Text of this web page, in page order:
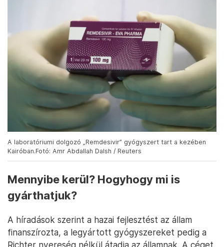
A laboratóriumi dolgozó „Remdesivir” gyógyszert tart a kezében
Kairóban.Fotó: Amr Abdallah Dalsh / Reuters
Mennyibe kerül? Hogyhogy mi is
gyárthatjuk?
A híradások szerint a hazai fejlesztést az állam
finanszírozta, a legyártott gyógyszereket pedig a
Richter nyereség nélkül átadja az államnak. A céget,